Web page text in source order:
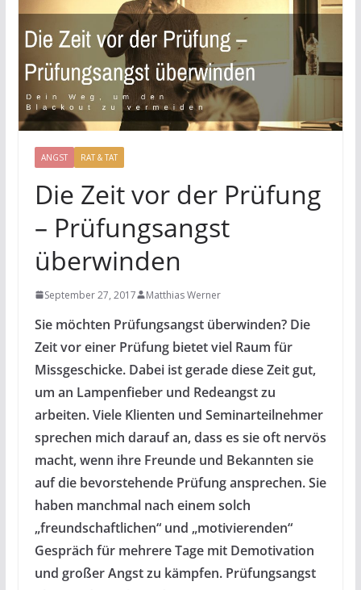
ANGST RAT & TAT
Die Zeit vor der Prüfung
– Prüfungsangst
überwinden
September 27, 2017 Matthias Werner
Sie möchten Prüfungsangst überwinden? Die
Zeit vor einer Prüfung bietet viel Raum für
Missgeschicke. Dabei ist gerade diese Zeit gut,
um an Lampenfieber und Redeangst zu
arbeiten. Viele Klienten und Seminarteilnehmer
sprechen mich darauf an, dass es sie oft nervös
macht, wenn ihre Freunde und Bekannten sie
auf die bevorstehende Prüfung ansprechen. Sie
haben manchmal nach einem solch
„freundschaftlichen“ und „motivierenden“
Gespräch für mehrere Tage mit Demotivation
und großer Angst zu kämpfen. Prüfungsangst